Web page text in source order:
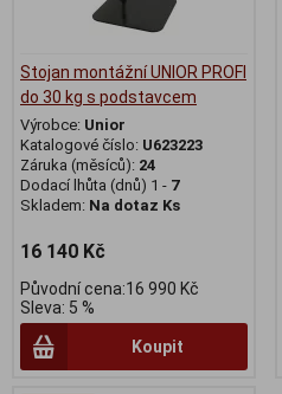
Stojan montážní UNIOR PROFI
do 30 kg s podstavcem
Výrobce: Unior
Katalogové číslo: U623223
Záruka (měsíců): 24
Dodací lhůta (dnů) 1 - 7
Skladem: Na dotaz Ks
16 140 Kč
Původní cena:16 990 Kč
Sleva: 5 %
Koupit